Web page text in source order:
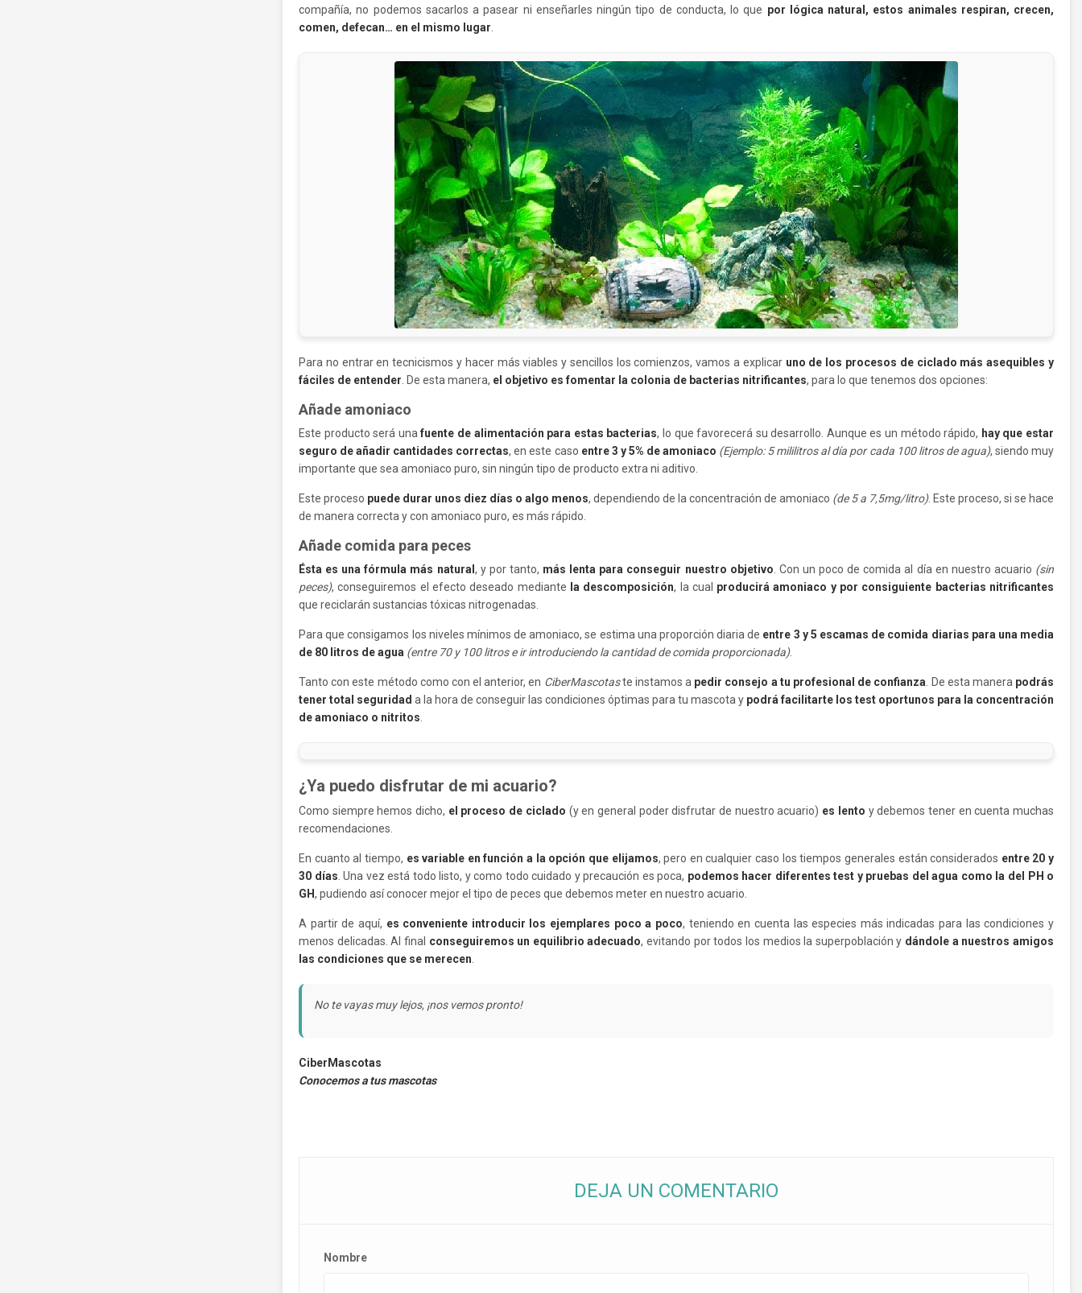
compañía, no podemos sacarlos a pasear ni enseñarles ningún tipo de conducta, lo que por lógica natural, estos animales respiran, crecen,
comen, defecan… en el mismo lugar.
Para no entrar en tecnicismos y hacer más viables y sencillos los comienzos, vamos a explicar uno de los procesos de ciclado más asequibles y
fáciles de entender. De esta manera, el objetivo es fomentar la colonia de bacterias nitrificantes, para lo que tenemos dos opciones:
Añade amoniaco
Este producto será unafuente de alimentación para estas bacterias, lo que favorecerá su desarrollo. Aunque es un método rápido, hay que estar
seguro de añadir cantidades correctas, en este caso entre 3 y 5% de amoniaco (Ejemplo: 5 mililitros al día por cada 100 litros de agua), siendo muy
importante que sea amoniaco puro, sin ningún tipo de producto extra ni aditivo.
Este proceso puede durar unos diez días o algo menos, dependiendo de la concentración de amoniaco (de 5 a 7,5mg/litro). Este proceso, si se hace
de manera correcta y con amoniaco puro, es más rápido.
Añade comida para peces
Ésta es una fórmula más natural , y por tanto, más lenta para conseguir nuestro objetivo. Con un poco de comida al día en nuestro acuario (sin
peces), conseguiremos el efecto deseado mediante la descomposición, la cual producirá amoniaco y por consiguiente bacterias nitrificantes
que reciclarán sustancias tóxicas nitrogenadas.
Para que consigamos los niveles mínimos de amoniaco, se estima una proporción diaria de entre 3 y 5 escamas de comida diarias para una media
de 80 litros de agua (entre 70 y 100 litros e ir introduciendo la cantidad de comida proporcionada).
Tanto con este método como con el anterior, en CiberMascotaste instamos a pedir consejo a tu profesional de confianza. De esta manera podrás
tener total seguridad a la hora de conseguir las condiciones óptimas para tu mascota y podrá facilitarte los test oportunos para la concentración
de amoniaco o nitritos.
¿Ya puedo disfrutar de mi acuario?
Como siempre hemos dicho, el proceso de ciclado (y en general poder disfrutar de nuestro acuario) es lento y debemos tener en cuenta muchas
recomendaciones.
En cuanto al tiempo, es variable en función a la opción que elijamos, pero en cualquier caso los tiempos generales están considerados entre 20 y
30 días. Una vez está todo listo, y como todo cuidado y precaución es poca, podemos hacer diferentes test y pruebas del agua como la del PH o
GH, pudiendo así conocer mejor el tipo de peces que debemos meter en nuestro acuario.
A partir de aquí, es conveniente introducir los ejemplares poco a poco, teniendo en cuenta las especies más indicadas para las condiciones y
menos delicadas. Al final conseguiremos un equilibrio adecuado, evitando por todos los medios la superpoblación y dándole a nuestros amigos
las condiciones que se merecen.
No te vayas muy lejos, ¡nos vemos pronto!
CiberMascotas
Conocemos a tus mascotas
DEJA UN COMENTARIO
Nombre